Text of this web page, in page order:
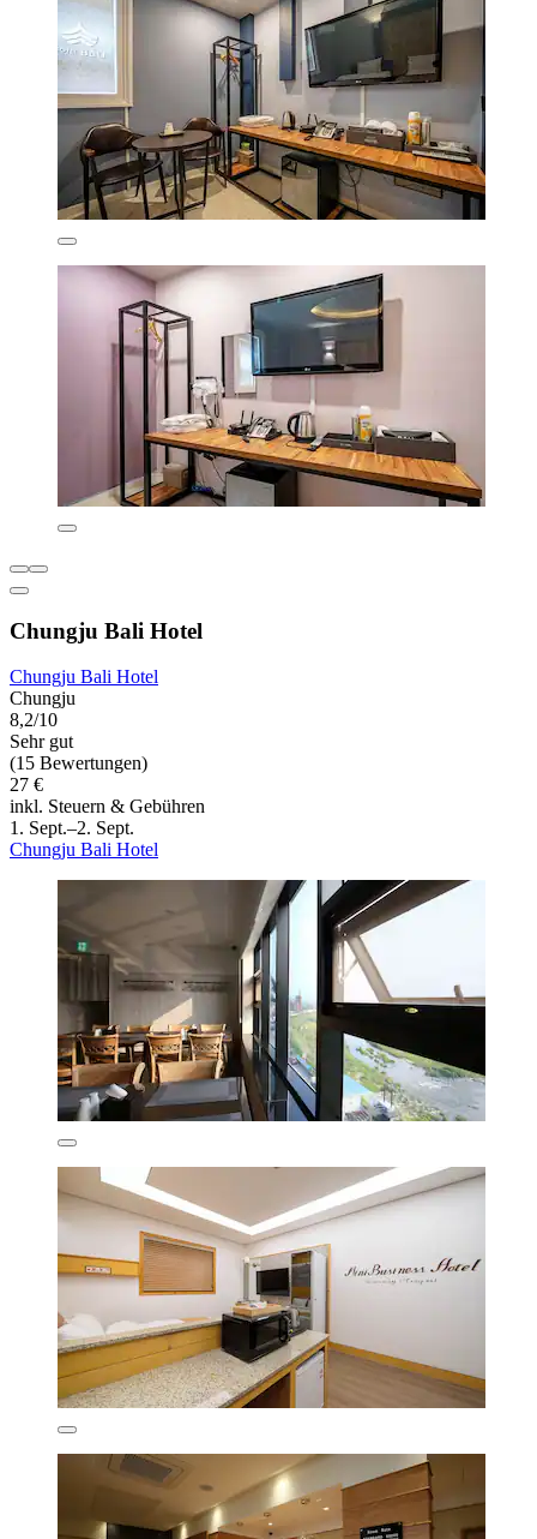
Chungju Bali Hotel
Chungju Bali Hotel
Chungju
8,2/10
Sehr gut
(15 Bewertungen)
27 €
inkl. Steuern & Gebühren
1. Sept.–2. Sept.
Chungju Bali Hotel